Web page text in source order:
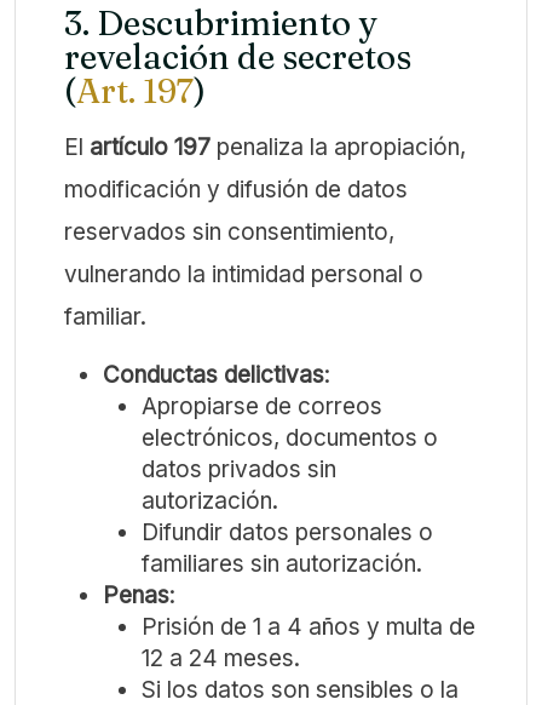
3. Descubrimiento y
revelación de secretos
(Art. 197)
El artículo 197 penaliza la apropiación,
modificación y difusión de datos
reservados sin consentimiento,
vulnerando la intimidad personal o
familiar.
Conductas delictivas:
Apropiarse de correos
electrónicos, documentos o
datos privados sin
autorización.
Difundir datos personales o
familiares sin autorización.
Penas:
Prisión de 1 a 4 años y multa de
12 a 24 meses.
Si los datos son sensibles o la